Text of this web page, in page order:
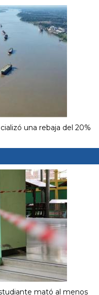
una rebaja del 20%
mató al menos